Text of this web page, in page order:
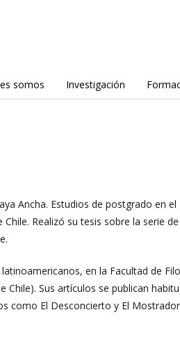
somos Investigación
Ancha. Estudios de postgrado en
Realizó su tesis sobre la serie
en la Facultad de
Sus artículos se publican
como El Desconcierto y El